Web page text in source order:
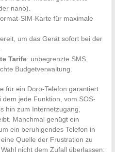
nano).
SIM-Karte für maximale
um das Gerät sofort bei der
Tarife: unbegrenzte SMS,
Budgetverwaltung.
für ein Doro-Telefon garantiert
jede Funktion, vom SOS-
hin zum Internetzugang,
Manchmal genügt ein
ein beruhigendes Telefon in
Quelle der Frustration zu
nicht dem Zufall überlassen: